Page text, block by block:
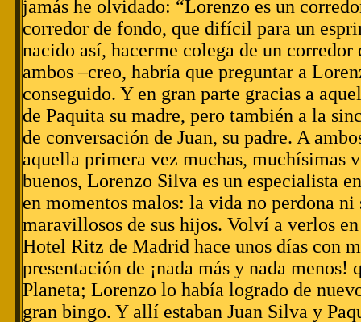
jamás he olvidado: “Lorenzo es un
corredor de fondo, que difícil para un
nacido así, hacerme colega de un corredor
ambos –creo, habría que preguntar a
conseguido. Y en gran parte gracias a
de Paquita su madre, pero también a la
de conversación de Juan, su padre. A
aquella primera vez muchas, muchísimas
buenos, Lorenzo Silva es un especialista
en momentos malos: la vida no perdona ni
maravillosos de sus hijos. Volví a verlos
Hotel Ritz de Madrid hace unos días con
presentación de ¡nada más y nada menos!
Planeta; Lorenzo lo había logrado de
gran bingo. Y allí estaban Juan Silva y